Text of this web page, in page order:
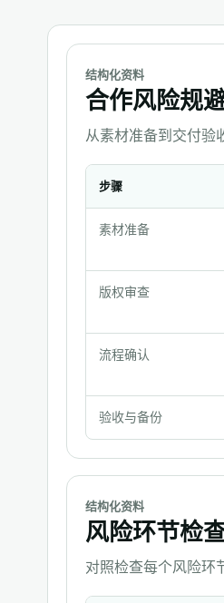
结构化资料
合作风险规
从素材准备到交付验
风
险
避
步
清
单
步骤
素材准备
版权审查
流程确认
验收与备份
结构化资料
风险环节检
对照检查每个风险环